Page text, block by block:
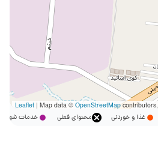
| Map data © OpenStreetMapcontributors,
غذا و خوردنی محتوای فعلی خدمات